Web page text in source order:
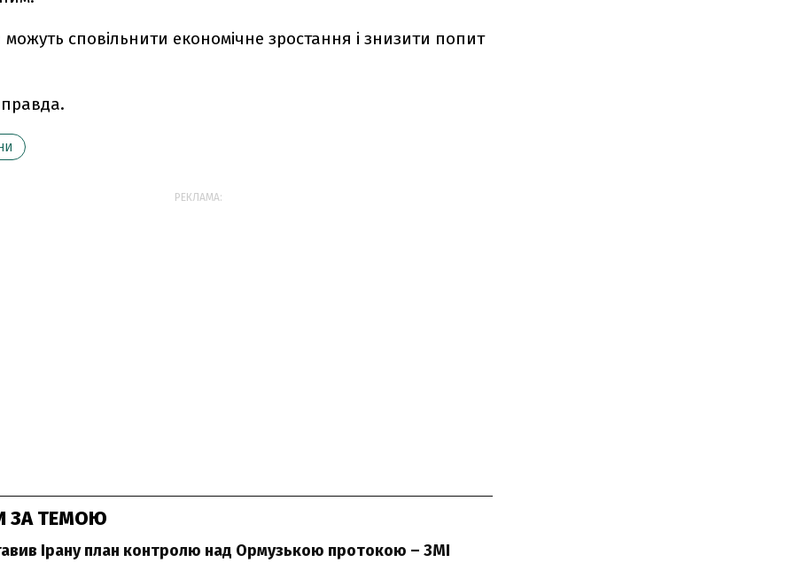
можуть сповільнити економічне зростання і знизити попит
РЕКЛАМА:
ЗА ТЕМОЮ
Ірану план контролю над Ормузькою протокою – ЗМІ